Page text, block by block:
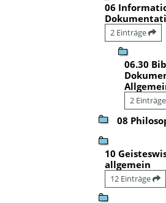
06
2 Einträge
06.30
2 Einträge
08
10
allgemein
12 Einträge